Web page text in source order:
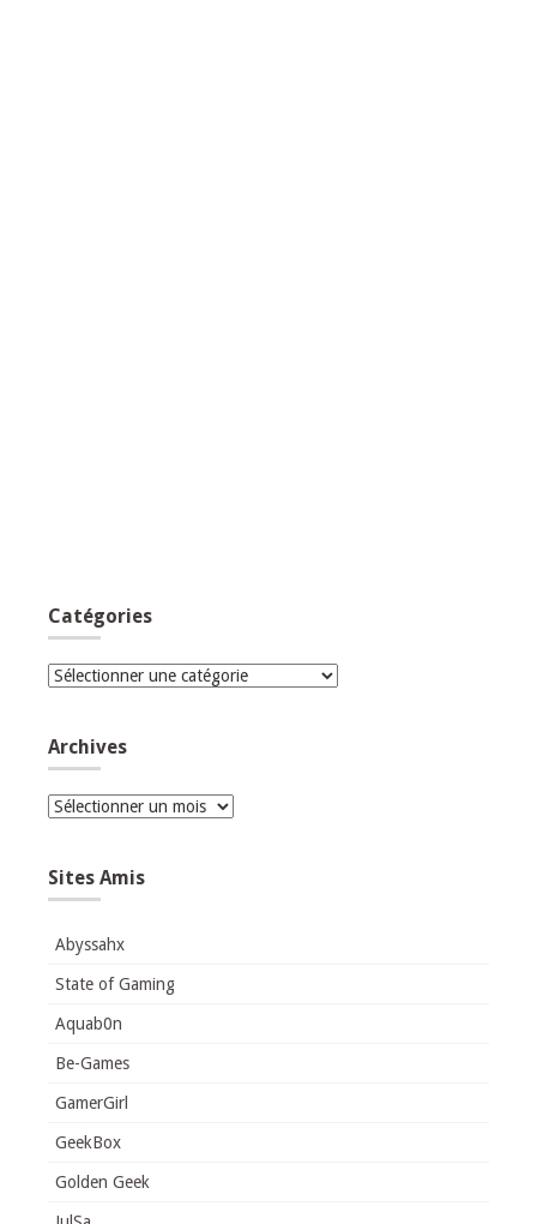
Catégories
Catégories
Archives
Archives
Sites Amis
Abyssahx
State of Gaming
Aquab0n
Be-Games
GamerGirl
GeekBox
Golden Geek